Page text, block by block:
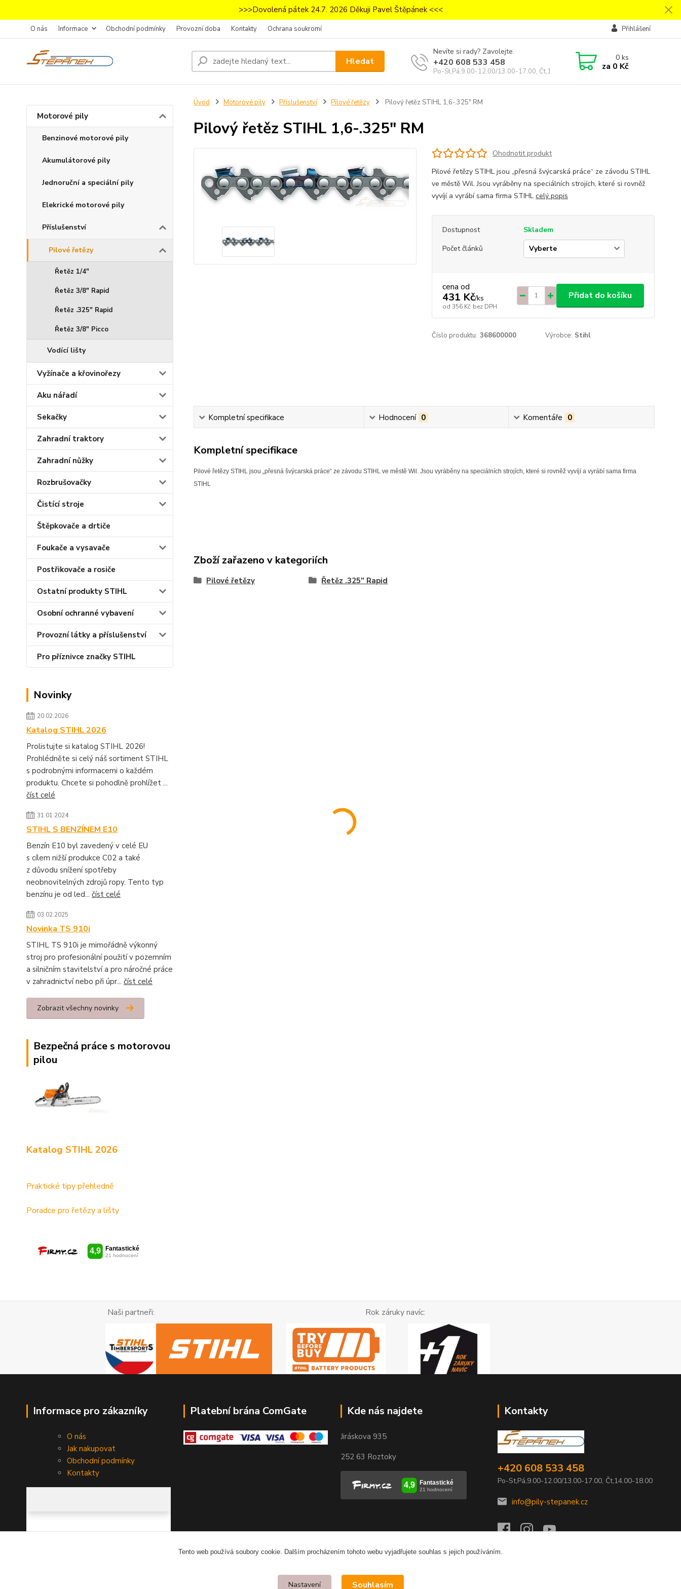
>>>Dovolená pátek 24.7. 2026 Děkuji Pavel Štěpánek <<<
O nás Informace Obchodní podmínky Provozní doba Kontakty Ochrana soukromí Přihlášení
Hledat
Nevíte si rady? Zavolejte.
+420 608 533 458
Po-St,Pá,9.00-12.00/13.00-17.00, Čt,14.00-18.00
0ks
za 0 Kč
Motorové pily
Benzinové motorové pily
Akumulátorové pily
Jednoruční a speciální pily
Elekrické motorové pily
Příslušenství
Pilové řetězy
Řetěz 1/4"
Řetěz 3/8" Rapid
Řetěz .325" Rapid
Řetěz 3/8" Picco
Vodící lišty
Vyžínače a křovinořezy
Aku nářadí
Sekačky
Zahradní traktory
Zahradní nůžky
Rozbrušovačky
Čistící stroje
Štěpkovače a drtiče
Foukače a vysavače
Postřikovače a rosiče
Ostatní produkty STIHL
Osobní ochranné vybavení
Provozní látky a příslušenství
Pro příznivce značky STIHL
Novinky
20.02.2026
Katalog STIHL 2026
Prolistujte si katalog STIHL 2026!
Prohlédněte si celý náš sortiment STIHL
s podrobnými informacemi o každém
produktu. Chcete si pohodlně prohlížet ...
číst celé
31.01.2024
STIHL S BENZÍNEM E10
Benzín E10 byl zavedený v celé EU
s cílem nižší produkce C02 a také
z důvodu snížení spotřeby
neobnovitelných zdrojů ropy. Tento typ
benzínu je od led... číst celé
03.02.2025
Novinka TS 910i
STIHL TS 910i je mimořádně výkonný
stroj pro profesionální použití v pozemním
a silničním stavitelství a pro náročné práce
v zahradnictví nebo při úpr... číst celé
Zobrazit všechny novinky
Bezpečná práce s motorovou
pilou
Katalog STIHL 2026
Praktické tipy přehledně
Poradce pro řetězy a lišty
Úvod Motorové pily Příslušenství Pilové řetězy Pilový řetěz STIHL 1,6-.325" RM
Pilový řetěz STIHL 1,6-.325" RM
Ohodnotit produkt
Pilové řetězy STIHL jsou „přesná švýcarská práce“ ze závodu STIHL
ve městě Wil. Jsou vyráběny na speciálních strojích, které si rovněž
vyvíjí a vyrábí sama firma STIHL celý popis
Dostupnost
Skladem
Počet článků
cena od
431 Kč/ks
od 356 Kč bez DPH
Přidat do košíku
Číslo produktu: 368600000 Výrobce: Stihl
Kompletní specifikace Hodnocení 0 Komentáře 0
Kompletní specifikace
Pilové řetězy STIHL jsou „přesná švýcarská práce“ ze závodu STIHL ve městě Wil. Jsou vyráběny na speciálních strojích, které si rovněž vyvíjí a vyrábí sama firma
STIHL
Zboží zařazeno v kategoriích
Pilové řetězy Řetěz .325" Rapid
Naši partneři: Rok záruky navíc:
Informace pro zákazníky
O nás
Jak nakupovat
Obchodní podmínky
Kontakty
Platební brána ComGate Kde nás najdete
Jiráskova 935
252 63 Roztoky
Kontakty
+420 608 533 458
Po-St,Pá,9.00-12.00/13.00-17.00, Čt,14.00-18.00
info@pily-stepanek.cz
Tento web používá soubory cookie. Dalším procházením tohoto webu vyjadřujete souhlas s jejich používáním.
Nastavení Souhlasím